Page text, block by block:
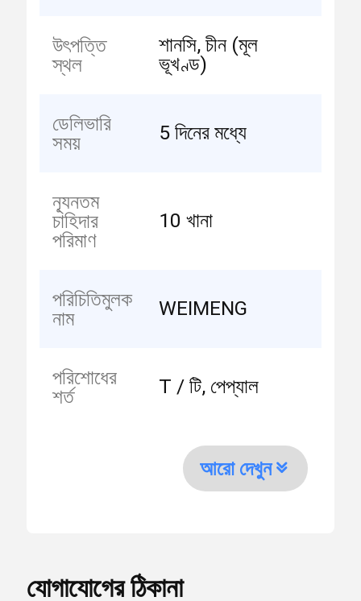
উৎপত্তি
স্থল
শানসি, চীন (মূল
ভূখণ্ড)
ডেলিভারি
সময়
5 দিনের মধ্যে
ন্যূনতম
চাহিদার
পরিমাণ
10 খানা
পরিচিতিমুলক
নাম
WEIMENG
পরিশোধের
শর্ত
T / টি, পেপ্যাল
আরো দেখুন
যোগাযোগের ঠিকানা